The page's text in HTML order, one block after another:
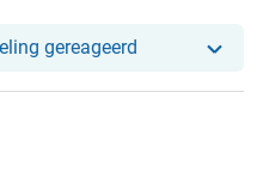
gereageerd Ons hotel
2.5/5